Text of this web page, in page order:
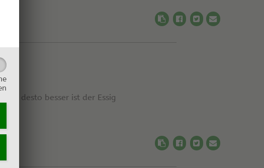
desto besser ist der Essig